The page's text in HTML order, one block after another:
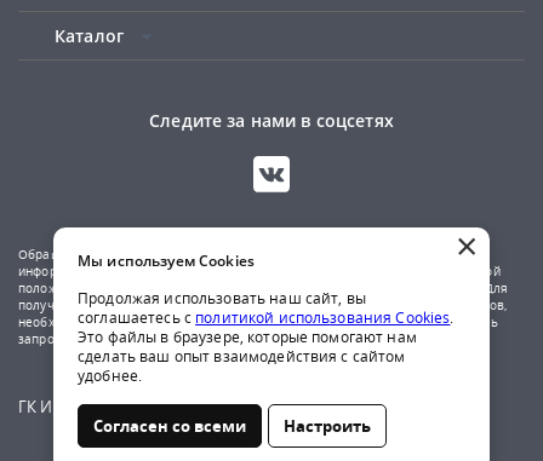
Каталог
Следите за нами в соцсетях
Обращаем ваше внимание на то, что данный сайт носит исключительно
информационный характер и не является публичной офертой, определяемой
положениями Статьи 437(2) Гражданского кодекса Российской Федерации. Для
получения подробной информации о наличии и стоимости указанных товаров,
необходимо обратиться к менеджерам компании по телефону или отправить
запрос на почтовый адрес указанный в контактах.
ГК Ирбис © 2009-2026
×
Мы используем Cookies
Продолжая использовать наш сайт, вы
соглашаетесь с политикой использования Cookies.
Это файлы в браузере, которые помогают нам
сделать ваш опыт взаимодействия с сайтом
удобнее.
Согласен со всеми Настроить